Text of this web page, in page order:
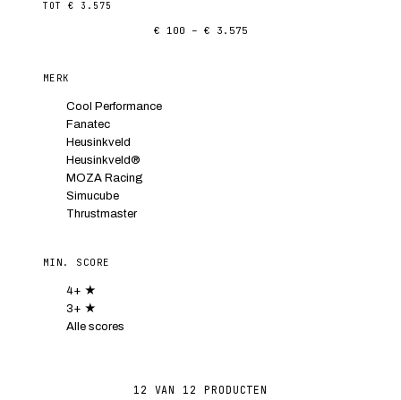
TOT € 3.575
€ 100 – € 3.575
MERK
Cool Performance
Fanatec
Heusinkveld
Heusinkveld®
MOZA Racing
Simucube
Thrustmaster
MIN. SCORE
4+ ★
3+ ★
Alle scores
12 VAN 12 PRODUCTEN